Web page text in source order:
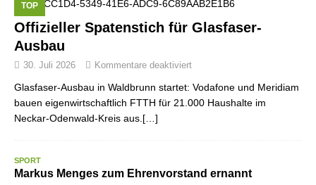
Offizieller Spatenstich für Glasfaser-
Ausbau
TOP
30. Juli 2026 Kommentare deaktiviert
Glasfaser-Ausbau in Waldbrunn startet: Vodafone und Meridiam
bauen eigenwirtschaftlich FTTH für 21.000 Haushalte im
Neckar-Odenwald-Kreis aus.[…]
SPORT
Markus Menges zum Ehrenvorstand ernannt